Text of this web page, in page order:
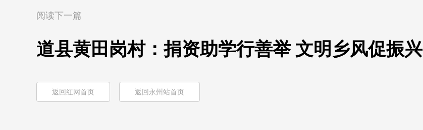
阅读下一篇
道县黄田岗村：捐资助学行善举 文明乡风促振兴
返回红网首页 返回永州站首页